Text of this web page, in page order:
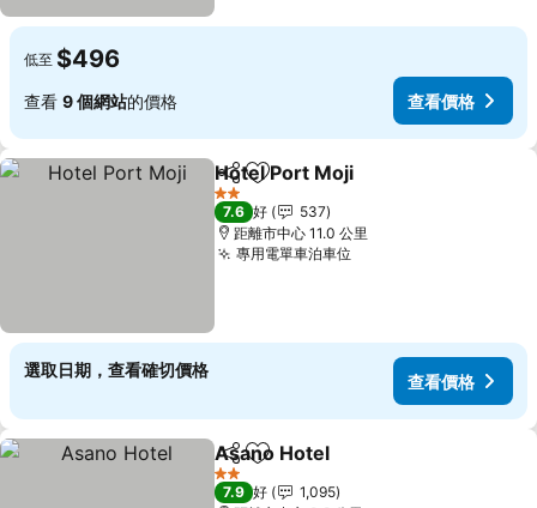
低至 $496
查看 9 個網站的價格 查看價格
分享 放到收藏夾
Hotel Port Moji
2 星級
7.6 好
537
距離市中心 11.0 公里
專用電單車泊車位
選取日期，查看確切價格
查看價格
分享 放到收藏夾
Asano Hotel
2 星級
7.9 好
1,095